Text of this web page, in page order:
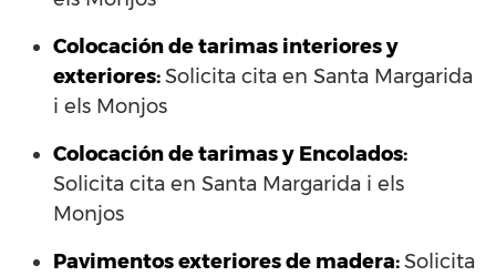
Colocación de tarimas interiores y
exteriores:Solicita cita en Santa Margarida
i els Monjos
Colocación de tarimas y Encolados:
Solicita cita en Santa Margarida i els
Monjos
Pavimentos exteriores de madera:Solicita